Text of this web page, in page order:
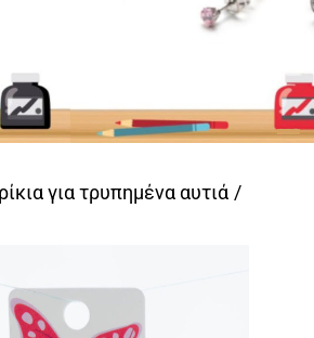
για τρυπημένα αυτιά